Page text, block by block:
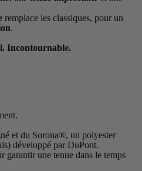
remplace les classiques, pour un
.
Incontournable.
et du Sorona®️, un polyester
développé par DuPont.
garantir une tenue dans le temps